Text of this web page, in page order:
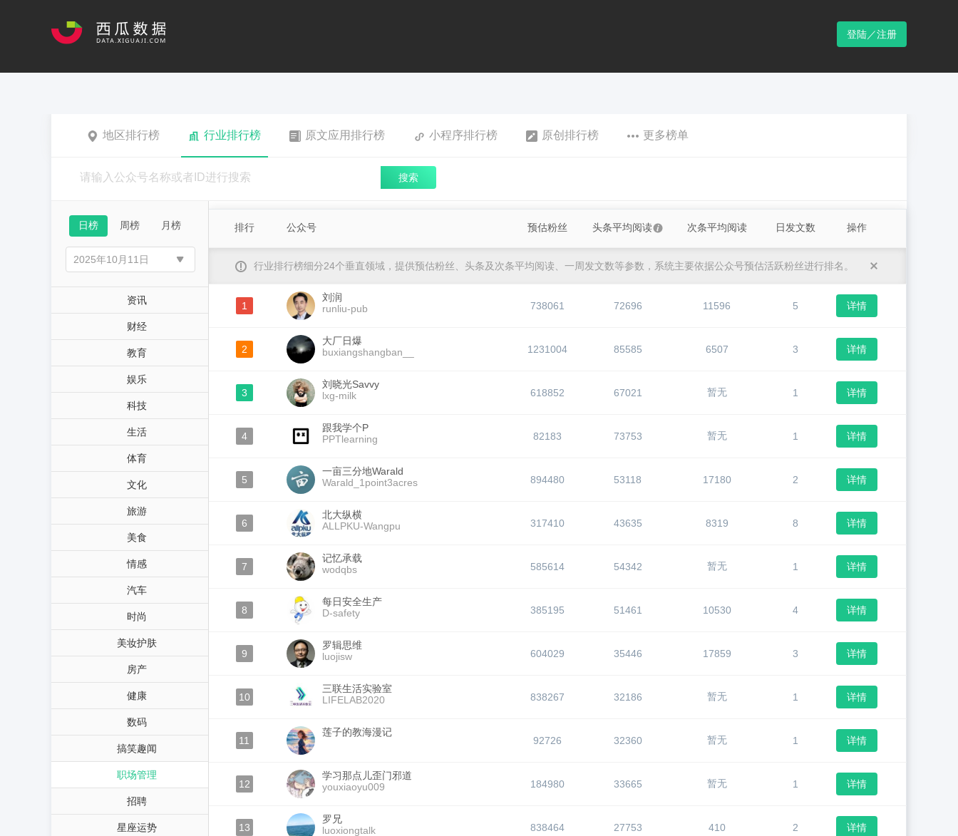
登陆／注册
地区排行榜 行业排行榜 原文应用排行榜 小程序排行榜 原创排行榜 更多榜单
搜索
日榜 周榜 月榜
资讯
财经
教育
娱乐
科技
生活
体育
文化
旅游
美食
情感
汽车
时尚
美妆护肤
房产
健康
数码
搞笑趣闻
职场管理
招聘
星座运势
排行 公众号 预估粉丝 头条平均阅读 次条平均阅读 日发文数 操作
行业排行榜细分24个垂直领域，提供预估粉丝、头条及次条平均阅读、一周发文数等参数，系统主要依据公众号预估活跃粉丝进行排名。
1
刘润
runliu-pub
738061 72696 11596 5 详情
2
大厂日爆
buxiangshangban__
1231004 85585 6507 3 详情
3
刘晓光Savvy
lxg-milk
618852 67021 暂无 1 详情
4
跟我学个P
PPTlearning
82183 73753 暂无 1 详情
5
一亩三分地Warald
Warald_1point3acres
894480 53118 17180 2 详情
6
北大纵横
ALLPKU-Wangpu
317410 43635 8319 8 详情
7
记忆承载
wodqbs
585614 54342 暂无 1 详情
8
每日安全生产
D-safety
385195 51461 10530 4 详情
9
罗辑思维
luojisw
604029 35446 17859 3 详情
10
三联生活实验室
LIFELAB2020
838267 32186 暂无 1 详情
11
莲子的教海漫记
92726 32360 暂无 1 详情
12
学习那点儿歪门邪道
youxiaoyu009
184980 33665 暂无 1 详情
13
罗兄
luoxiongtalk
838464 27753 410 2 详情